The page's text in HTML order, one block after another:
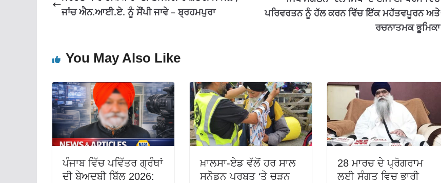
ਜਾਂਚ ਐਨ.ਆਈ.ਏ. ਨੂੰ ਸੌਂਪੀ ਜਾਵੇ – ਬ੍ਰਹਮਪੁਰਾ
ਪਰਿਵਰਤਨ ਨੂੰ ਹੱਲ ਕਰਨ ਵਿੱਚ ਇੱਕ ਮਹੱਤਵਪੂਰਨ ਅਤੇ
ਰਚਨਾਤਮਕ ਭੂਮਿਕਾ
You May Also Like
ਪੰਜਾਬ ਵਿੱਚ ਪਵਿੱਤਰ ਗ੍ਰੰਥਾਂ
ਦੀ ਬੇਅਦਬੀ ਬਿੱਲ 2026:
ਖ਼ਾਲਸਾ-ਏਡ ਵੱਲੋਂ ਹਰ ਸਾਲ
ਸਨੋਡਨ ਪਰਬਤ ‘ਤੇ ਚੜਨ
28 ਮਾਰਚ ਦੇ ਪ੍ਰੋਗਰਾਮ
ਲਈ ਸੰਗਤ ਵਿਚ ਭਾਰੀ